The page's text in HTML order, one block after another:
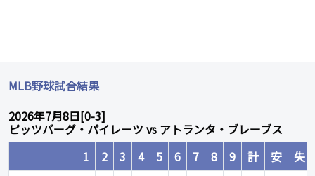
MLB野球試合結果
2026年7月8日[0-3]
ピッツバーグ・パイレーツ vs アトランタ・ブレーブス
1
2 3 4 5 6 7 8 9 計 安
失